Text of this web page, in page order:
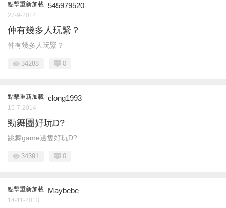
點擊重新加載 545979520
27-9-2014
仲有幾多人玩緊？
仲有幾多人玩緊？
34288 0
點擊重新加載 clong1993
15-7-2014
勁舞團好玩D?
跳舞game邊隻好玩D?
34391 0
點擊重新加載 Maybebe
14-11-2013